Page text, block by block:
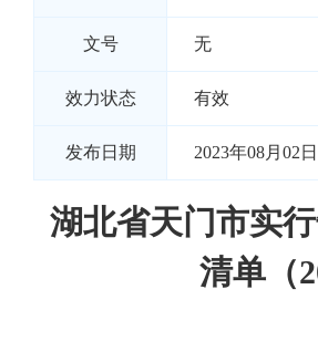
文号 无
效力状态 有效
发布日期 2023年08月02日
湖北省天门市实
清单（